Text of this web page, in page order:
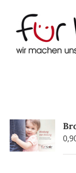
content